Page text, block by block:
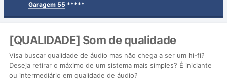
Garagem 55 *****
[QUALIDADE] Som de qualidade
Visa buscar qualidade de áudio mas não chega a ser um hi-fi?
Deseja retirar o máximo de um sistema mais simples? É iniciante
ou intermediário em qualidade de áudio?